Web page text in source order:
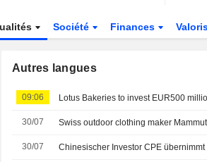
Société Finances
Autres langues
09:06 Lotus Bakeries to invest EUR500
30/07 Swiss outdoor clothing maker
30/07 Chinesischer Investor CPE